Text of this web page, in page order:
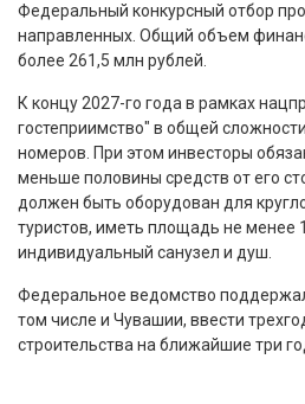
Федеральный конкурсный отбор
направленных. Общий объем
более 261,5 млн рублей.
К концу 2027-го года в рамках
гостеприимство" в общей
номеров. При этом инвесторы
меньше половины средств от его
должен быть оборудован для
туристов, иметь площадь не менее
индивидуальный санузел и душ.
Федеральное ведомство
том числе и Чувашии, ввести
строительства на ближайшие три